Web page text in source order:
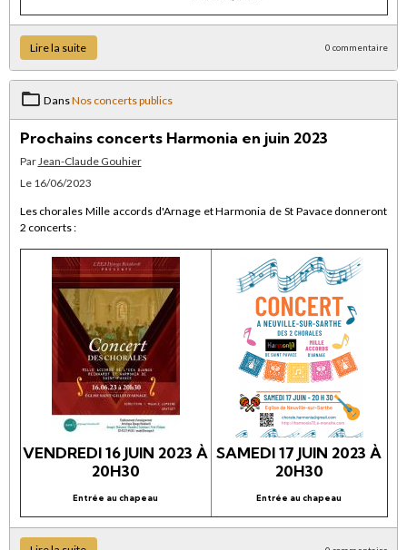
Lire la suite 0 commentaire
DansNos concerts publics
Prochains concerts Harmonia en juin 2023
ParJean-Claude Gouhier
Le 16/06/2023
Les chorales Mille accords d'Arnage et Harmonia de St Pavace donneront
2 concerts :
VENDREDI 16 JUIN 2023 À
20H30
Entrée au chapeau
SAMEDI 17 JUIN 2023 À
20H30
Entrée au chapeau